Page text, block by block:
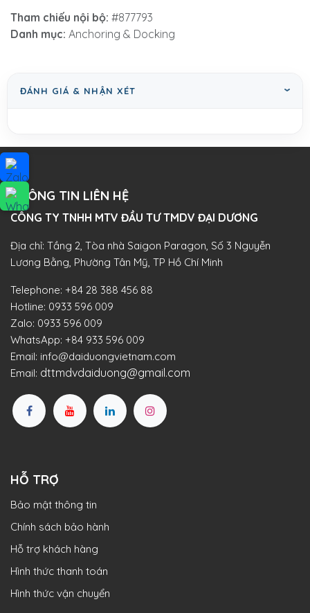
Tham chiếu nội bộ: #877793
Danh mục: Anchoring & Docking
ĐÁNH GIÁ & NHẬN XÉT
THÔNG TIN LIÊN HỆ
CÔNG TY TNHH MTV ĐẦU TƯ TMDV ĐẠI DƯƠNG​
Địa chỉ: Tầng 2, Tòa nhà Saigon Paragon, Số 3 Nguyễn
Lương Bằng, Phường Tân Mỹ, TP Hồ Chí Minh
Telephone: +84 28 388 456 88
Hotline: 0933 596 009
Zalo: 0933 596 009
WhatsApp: +84 933 596 009
Email: info@daiduongvietnam.com
Email: dttmdvdaiduong@gmail.com
HỖ TRỢ
Bảo mật thông tin
Chính sách bảo hành
Hỗ trợ khách hàng
Hình thức thanh toán
Hình thức vận chuyển